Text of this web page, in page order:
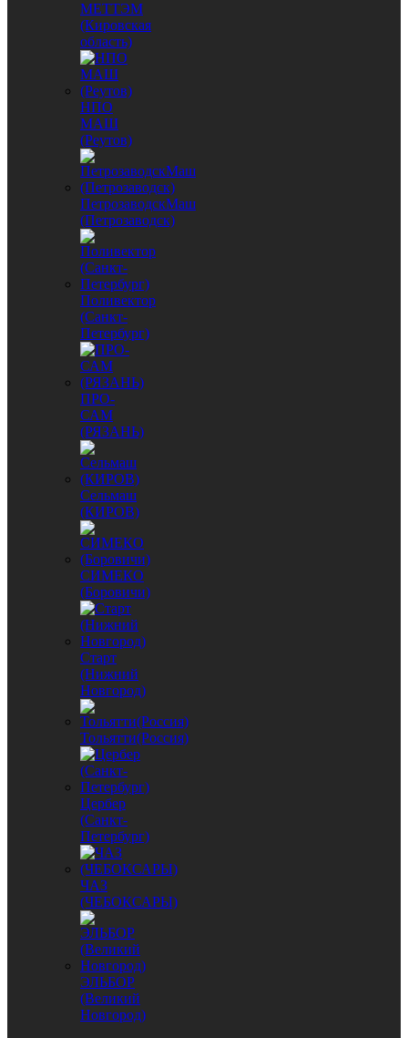
МЕТТЭМ
(Кировская
область)
НПО
МАШ
(Реутов)
ПетрозаводскМаш
(Петрозаводск)
Поливектор
(Санкт-
Петербург)
ПРО-
САМ
(РЯЗАНЬ)
Сельмаш
(КИРОВ)
СИМЕКО
(Боровичи)
Старт
(Нижний
Новгород)
Тольятти(Россия)
Цербер
(Санкт-
Петербург)
ЧАЗ
(ЧЕБОКСАРЫ)
ЭЛЬБОР
(Великий
Новгород)